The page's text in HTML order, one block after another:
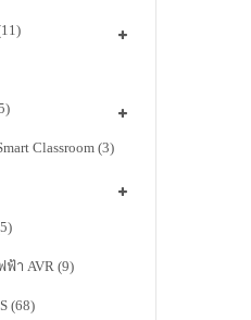
Classroom (3)
ฟ้า AVR (9)
(68)